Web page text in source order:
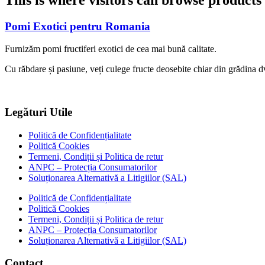
Pomi Exotici pentru Romania
Furnizăm pomi fructiferi exotici de cea mai bună calitate.
Cu răbdare și pasiune, veți culege fructe deosebite chiar din grădina
Legături Utile
Politică de Confidențialitate
Politică Cookies
Termeni, Condiții și Politica de retur
ANPC – Protecția Consumatorilor
Soluționarea Alternativă a Litigiilor (SAL)
Politică de Confidențialitate
Politică Cookies
Termeni, Condiții și Politica de retur
ANPC – Protecția Consumatorilor
Soluționarea Alternativă a Litigiilor (SAL)